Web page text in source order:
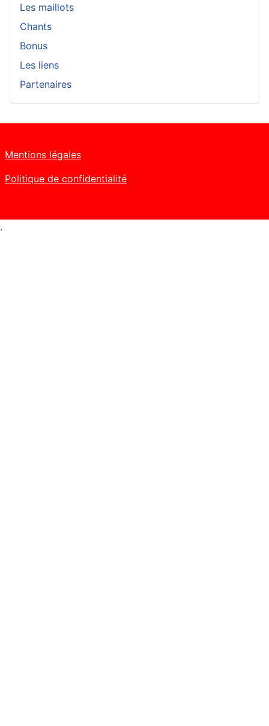
Les maillots
Chants
Bonus
Les liens
Partenaires
Mentions légales
Politique de confidentialité
.